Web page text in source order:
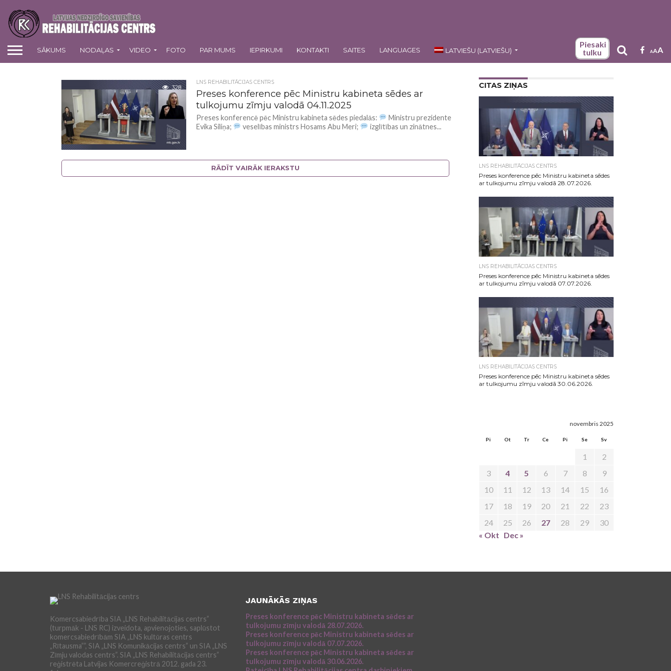
SĀKUMS NODAĻAS VIDEO FOTO PAR MUMS IEPIRKUMI KONTAKTI SAITES LANGUAGES LATVIEŠU (LATVIEŠU)
Piesaki
tulku
AAA
328
LNS REHABILITĀCIJAS CENTRS
Preses konference pēc Ministru kabineta sēdes ar
tulkojumu zīmju valodā 04.11.2025
Preses konferencē pēc Ministru kabineta sēdes piedalās:
Ministru prezidente
Evika Siliņa;
veselības ministrs Hosams Abu Meri; izglītības un zinātnes...
RĀDĪT VAIRĀK IERAKSTU
CITAS ZIŅAS
LNS REHABILITĀCIJAS CENTRS
Preses konference pēc Ministru kabineta sēdes
ar tulkojumu zīmju valodā 28.07.2026.
LNS REHABILITĀCIJAS CENTRS
Preses konference pēc Ministru kabineta sēdes
ar tulkojumu zīmju valodā 07.07.2026.
LNS REHABILITĀCIJAS CENTRS
Preses konference pēc Ministru kabineta sēdes
ar tulkojumu zīmju valodā 30.06.2026.
novembris 2025
Pi Ot Tr Ce Pi Se Sv
1
2
3
4 5 6 7 8
9
10
11 12 13 14 15
16
17
18 19 20 21 22
23
24
25 26 27 28 29
30
« Okt Dec »
Komercsabiedrība SIA „LNS Rehabilitācijas centrs”
(turpmāk - LNS RC) izveidota, apvienojoties, saplūstot
komercsabiedrībām SIA „LNS kultūras centrs
„Rītausma””, SIA „LNS Komunikācijas centrs” un SIA „LNS
Zīmju valodas centrs”. SIA „LNS Rehabilitācijas centrs”
reģistrēta Latvijas Komercreģistrā 2012. gada 23.
JAUNĀKĀS ZIŅAS
Preses konference pēc Ministru kabineta sēdes ar
tulkojumu zīmju valodā 28.07.2026.
Preses konference pēc Ministru kabineta sēdes ar
tulkojumu zīmju valodā 07.07.2026.
Preses konference pēc Ministru kabineta sēdes ar
tulkojumu zīmju valodā 30.06.2026.